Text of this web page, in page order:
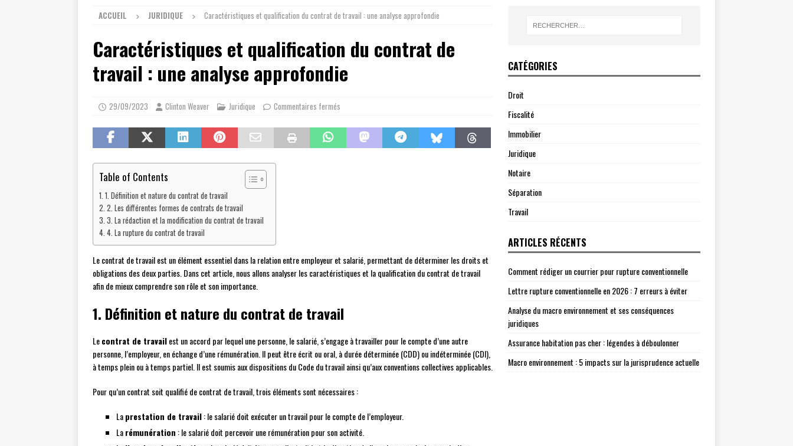
ACCUEIL JURIDIQUE Caractéristiques et qualification du contrat de travail : une analyse approfondie
Caractéristiques et qualification du contrat de
travail : une analyse approfondie
29/09/2023 Clinton Weaver Juridique Commentaires fermés
Table of Contents
1. Définition et nature du contrat de travail
2. Les différentes formes de contrats de travail
3. La rédaction et la modification du contrat de travail
4. La rupture du contrat de travail
Le contrat de travail est un élément essentiel dans la relation entre employeur et salarié, permettant de déterminer les droits et
obligations des deux parties. Dans cet article, nous allons analyser les caractéristiques et la qualification du contrat de travail
afin de mieux comprendre son rôle et son importance.
1. Définition et nature du contrat de travail
Lecontrat de travailest un accord par lequel une personne, le salarié, s’engage à travailler pour le compte d’une autre
personne, l’employeur, en échange d’une rémunération. Il peut être écrit ou oral, à durée déterminée (CDD) ou indéterminée (CDI),
à temps plein ou à temps partiel. Il est soumis aux dispositions du Code du travail ainsi qu’aux conventions collectives applicables.
Pour qu’un contrat soit qualifié de contrat de travail, trois éléments sont nécessaires :
Laprestation de travail: le salarié doit exécuter un travail pour le compte de l’employeur.
Larémunération : le salarié doit percevoir une rémunération pour son activité.
CATÉGORIES
Droit
Fiscalité
Immobilier
Juridique
Notaire
Séparation
Travail
ARTICLES RÉCENTS
Comment rédiger un courrier pour rupture conventionnelle
Lettre rupture conventionnelle en 2026 : 7 erreurs à éviter
Analyse du macro environnement et ses conséquences
juridiques
Assurance habitation pas cher : légendes à déboulonner
Macro environnement : 5 impacts sur la jurisprudence actuelle